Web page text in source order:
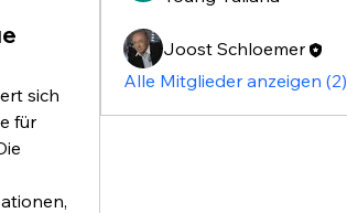
sich
für
Joost Schloemer
Alle Mitglieder anzeigen (2)